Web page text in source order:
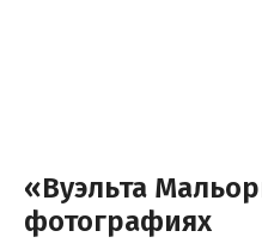
«Вуэльта
фотографиях